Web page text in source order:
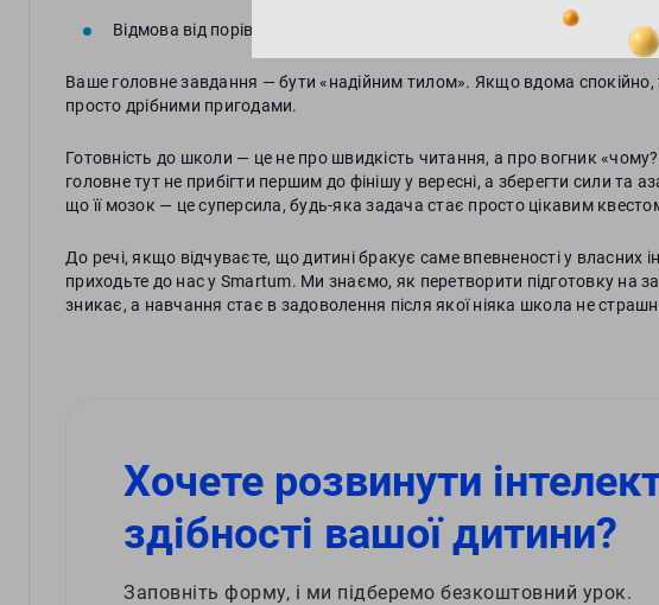
Відмова від порівнянь. «А ось син маминої подруги вже читає
Ваше головне завдання — бути «надійним тилом». Якщо вдома спокійно,
просто дрібними пригодами.
Готовність до школи — це не про швидкість читання, а про вогник
головне тут не прибігти першим до фінішу у вересні, а зберегти сили та
що її мозок — це суперсила, будь-яка задача стає просто цікавим
До речі, якщо відчуваєте, що дитині бракує саме впевненості у власних
приходьте до нас у Smartum. Ми знаємо, як перетворити підготовку на
зникає, а навчання стає в задоволення після якої ніяка школа не
Хочете розвинути
здібності вашої дитини?
Заповніть форму, і ми підберемо безкоштовний урок.